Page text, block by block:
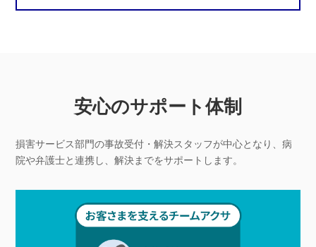
安心のサポート体制
損害サービス部門の事故受付・解決スタッフが中心となり、 病
院や弁護士と連携し、解決までをサポートします。